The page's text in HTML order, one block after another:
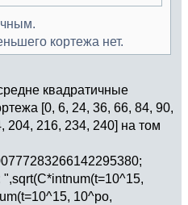
кортежа нет.
квадратичные
[0, 6, 24, 36, 66, 84, 90,
204, 216, 234, 240] на том
10^po,